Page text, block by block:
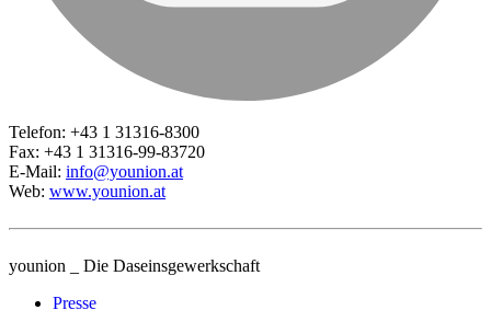
Telefon: +43 1 31316-8300
Fax: +43 1 31316-99-83720
E-Mail: info@younion.at
Web: www.younion.at
younion _ Die Daseinsgewerkschaft
Presse